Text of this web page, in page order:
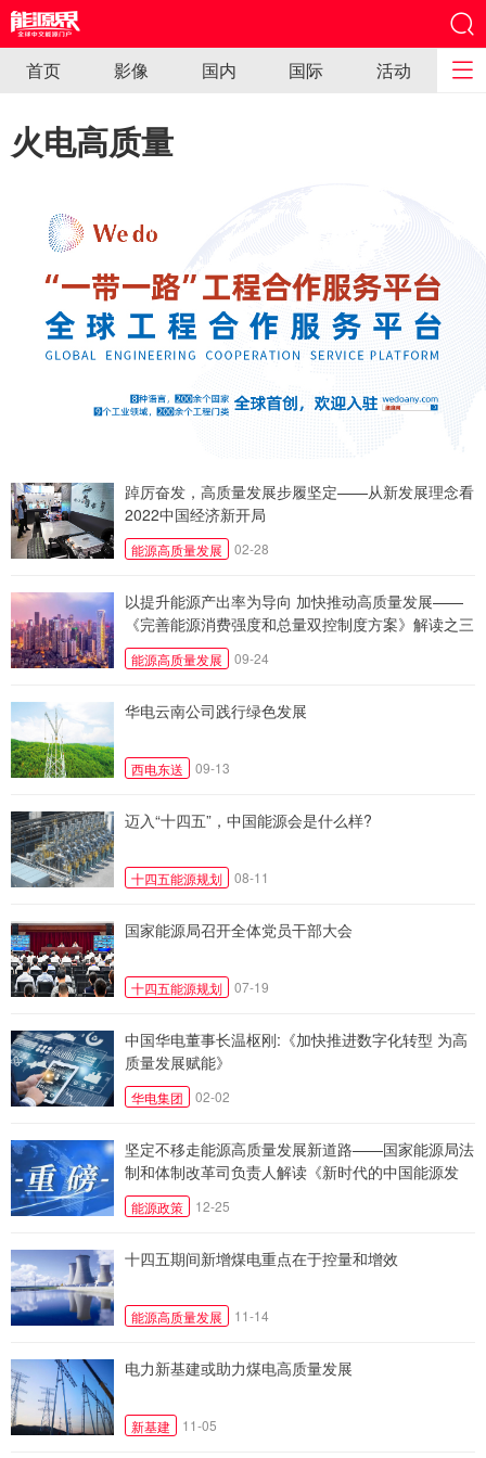
首页 影像 国内 国际 活动
火电高质量
踔厉奋发，高质量发展步履坚定——从新发展理念看
2022中国经济新开局
能源高质量发展 02-28
以提升能源产出率为导向 加快推动高质量发展——
《完善能源消费强度和总量双控制度方案》解读之三
能源高质量发展 09-24
华电云南公司践行绿色发展
西电东送 09-13
迈入“十四五”，中国能源会是什么样?
十四五能源规划 08-11
国家能源局召开全体党员干部大会
十四五能源规划 07-19
中国华电董事长温枢刚:《加快推进数字化转型 为高
质量发展赋能》
华电集团 02-02
坚定不移走能源高质量发展新道路——国家能源局法
制和体制改革司负责人解读《新时代的中国能源发
展》白皮书
能源政策 12-25
十四五期间新增煤电重点在于控量和增效
能源高质量发展 11-14
电力新基建或助力煤电高质量发展
新基建 11-05